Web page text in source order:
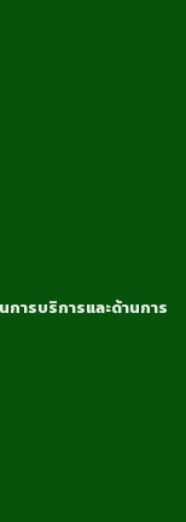
ารบริการและด้านการ